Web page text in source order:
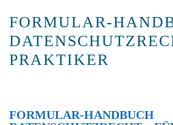
FORMULAR-
PRAKTIKER
FORMULAR-HANDBUCH